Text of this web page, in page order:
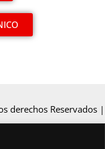
derechos Reservados |